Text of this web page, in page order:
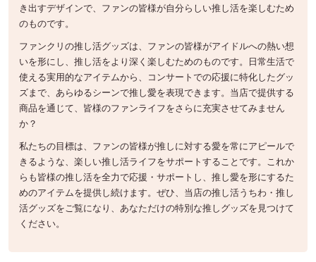
き出すデザインで、ファンの皆様が自分らしい推し活を楽しむため
のものです。
ファンクリの推し活グッズは、ファンの皆様がアイドルへの熱い想
いを形にし、推し活をより深く楽しむためのものです。日常生活で
使える実用的なアイテムから、コンサートでの応援に特化したグッ
ズまで、あらゆるシーンで推し愛を表現できます。当店で提供する
商品を通じて、皆様のファンライフをさらに充実させてみません
か？
私たちの目標は、ファンの皆様が推しに対する愛を常にアピールで
きるような、楽しい推し活ライフをサポートすることです。これか
らも皆様の推し活を全力で応援・サポートし、推し愛を形にするた
めのアイテムを提供し続けます。ぜひ、当店の推し活うちわ・推し
活グッズをご覧になり、あなただけの特別な推しグッズを見つけて
ください。